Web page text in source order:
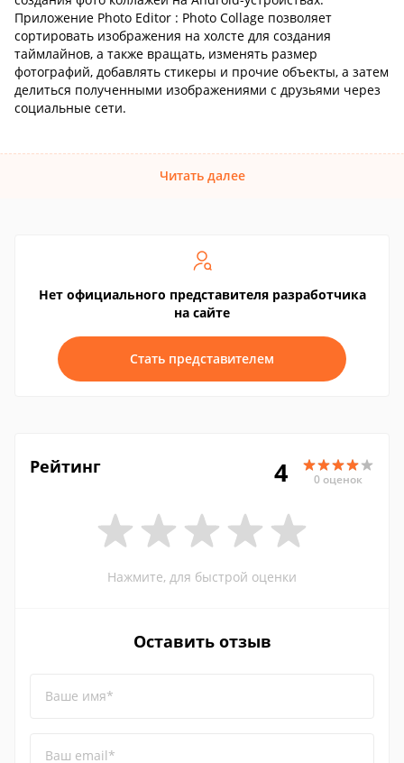
Приложение Photo Editor : Photo Collage позволяет
сортировать изображения на холсте для создания
таймлайнов, а также вращать, изменять размер
фотографий, добавлять стикеры и прочие объекты, а затем
делиться полученными изображениями с друзьями через
социальные сети.
Читать далее
Нет официального представителя разработчика
на сайте
Стать представителем
Рейтинг 4 0 оценок
Нажмите, для быстрой оценки
Оставить отзыв
Ваше имя*
Ваш email*